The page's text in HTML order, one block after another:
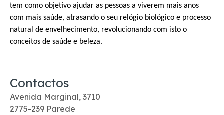
tem como objetivo ajudar as pessoas a viverem mais anos
com mais saúde, atrasando o seu relógio biológico e processo
natural de envelhecimento, revolucionando com isto o
conceitos de saúde e beleza.
Contactos
Avenida Marginal, 3710
2775-239 Parede